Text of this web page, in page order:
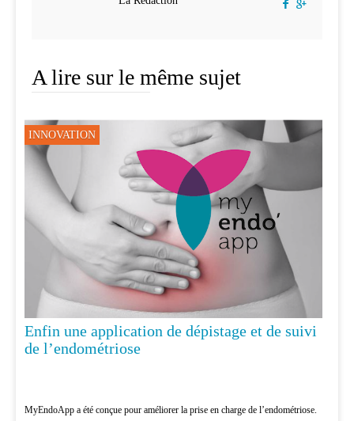
A lire sur le même sujet
INNOVATION
Enfin une application de dépistage et de suivi
de l’endométriose
MyEndoApp a été conçue pour améliorer la prise en charge de l’endométriose.